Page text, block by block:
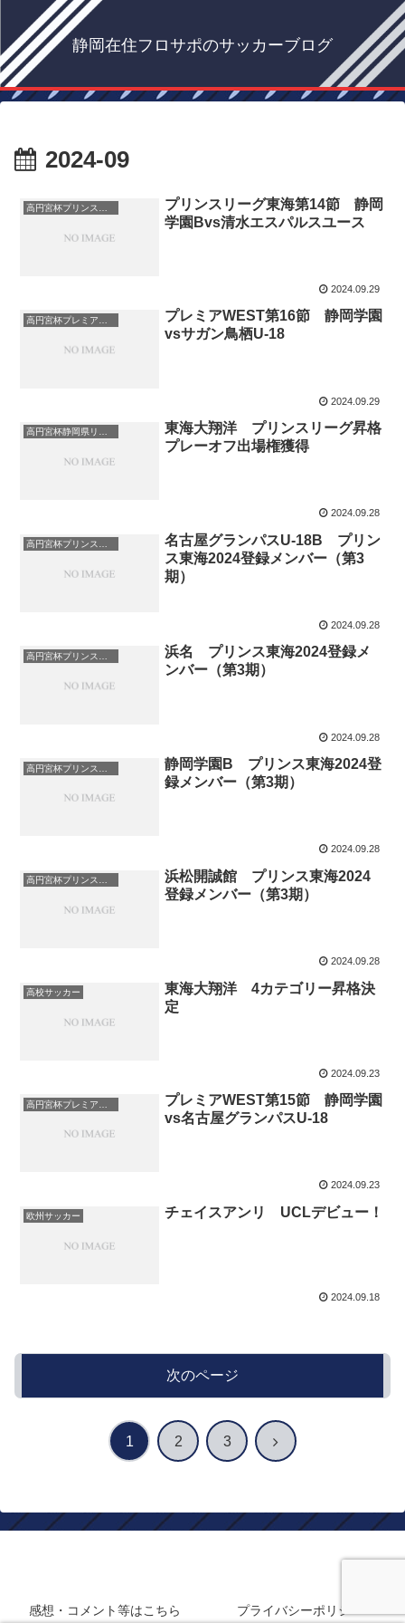
静岡在住フロサポのサッカーブログ
2024-09
プリンスリーグ東海第14節 静岡
学園Bvs清水エスパルスユース
2024.09.29
プレミアWEST第16節 静岡学園
vsサガン鳥栖U-18
2024.09.29
高円宮杯静岡県リーグ
東海大翔洋 プリンスリーグ昇格
プレーオフ出場権獲得
2024.09.28
名古屋グランパスU-18B プリン
ス東海2024登録メンバー（第3
期）
2024.09.28
浜名 プリンス東海2024登録メ
ンバー（第3期）
2024.09.28
静岡学園B プリンス東海2024登
録メンバー（第3期）
2024.09.28
高円宮杯プリンスリーグ
浜松開誠館 プリンス東海2024
登録メンバー（第3期）
2024.09.28
高校サッカー
東海大翔洋 4カテゴリー昇格決
定
2024.09.23
プレミアWEST第15節 静岡学園
vs名古屋グランパスU-18
2024.09.23
欧州サッカー チェイスアンリ UCLデビュー！
2024.09.18
次のページ
1 2 3 次
感想・コメント等はこちら プライバシーポリシー